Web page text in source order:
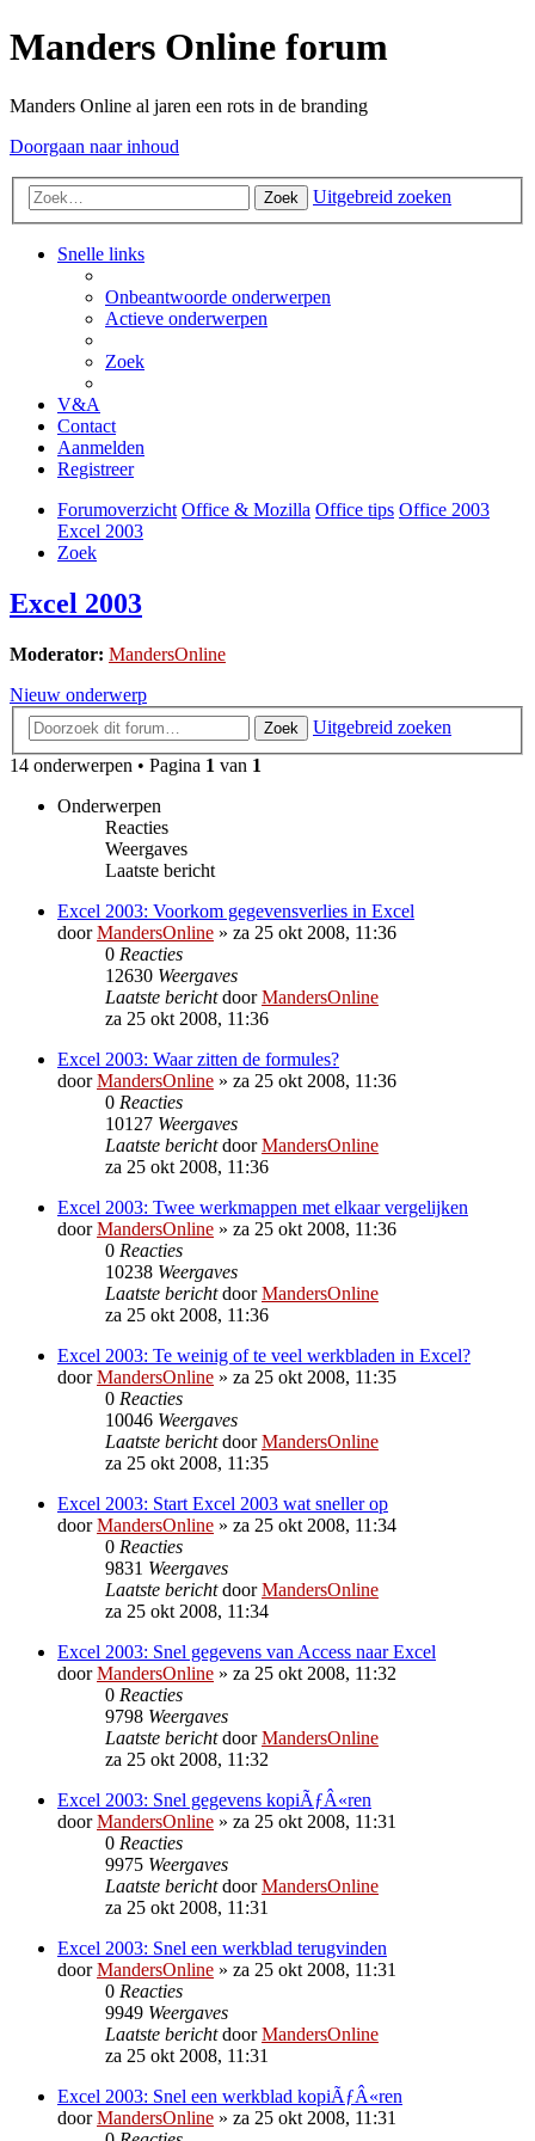
Manders Online forum
Manders Online al jaren een rots in de branding
Doorgaan naar inhoud
Zoek Uitgebreid zoeken
Snelle links
Onbeantwoorde onderwerpen
Actieve onderwerpen
Zoek
V&A
Contact
Aanmelden
Registreer
Forumoverzicht Office & Mozilla Office tips Office 2003
Excel 2003
Zoek
Excel 2003
Moderator: MandersOnline
Nieuw onderwerp
Zoek
Uitgebreid zoeken
14 onderwerpen • Pagina 1 van 1
Onderwerpen
Reacties
Weergaves
Laatste bericht
Excel 2003: Voorkom gegevensverlies in Excel
doorMandersOnline » za 25 okt 2008, 11:36
0 Reacties
12630 Weergaves
Laatste berichtdoorMandersOnline
za 25 okt 2008, 11:36
Excel 2003: Waar zitten de formules?
doorMandersOnline » za 25 okt 2008, 11:36
0 Reacties
10127 Weergaves
Laatste berichtdoorMandersOnline
za 25 okt 2008, 11:36
Excel 2003: Twee werkmappen met elkaar vergelijken
doorMandersOnline » za 25 okt 2008, 11:36
0 Reacties
10238 Weergaves
Laatste berichtdoorMandersOnline
za 25 okt 2008, 11:36
Excel 2003: Te weinig of te veel werkbladen in Excel?
doorMandersOnline » za 25 okt 2008, 11:35
0 Reacties
10046 Weergaves
Laatste berichtdoorMandersOnline
za 25 okt 2008, 11:35
Excel 2003: Start Excel 2003 wat sneller op
doorMandersOnline » za 25 okt 2008, 11:34
0 Reacties
9831 Weergaves
Laatste berichtdoorMandersOnline
za 25 okt 2008, 11:34
Excel 2003: Snel gegevens van Access naar Excel
doorMandersOnline » za 25 okt 2008, 11:32
0 Reacties
9798 Weergaves
Laatste berichtdoorMandersOnline
za 25 okt 2008, 11:32
Excel 2003: Snel gegevens kopiÃƒÂ«ren
doorMandersOnline » za 25 okt 2008, 11:31
0 Reacties
9975 Weergaves
Laatste berichtdoorMandersOnline
za 25 okt 2008, 11:31
Excel 2003: Snel een werkblad terugvinden
doorMandersOnline » za 25 okt 2008, 11:31
0 Reacties
9949 Weergaves
Laatste berichtdoorMandersOnline
za 25 okt 2008, 11:31
Excel 2003: Snel een werkblad kopiÃƒÂ«ren
doorMandersOnline » za 25 okt 2008, 11:31